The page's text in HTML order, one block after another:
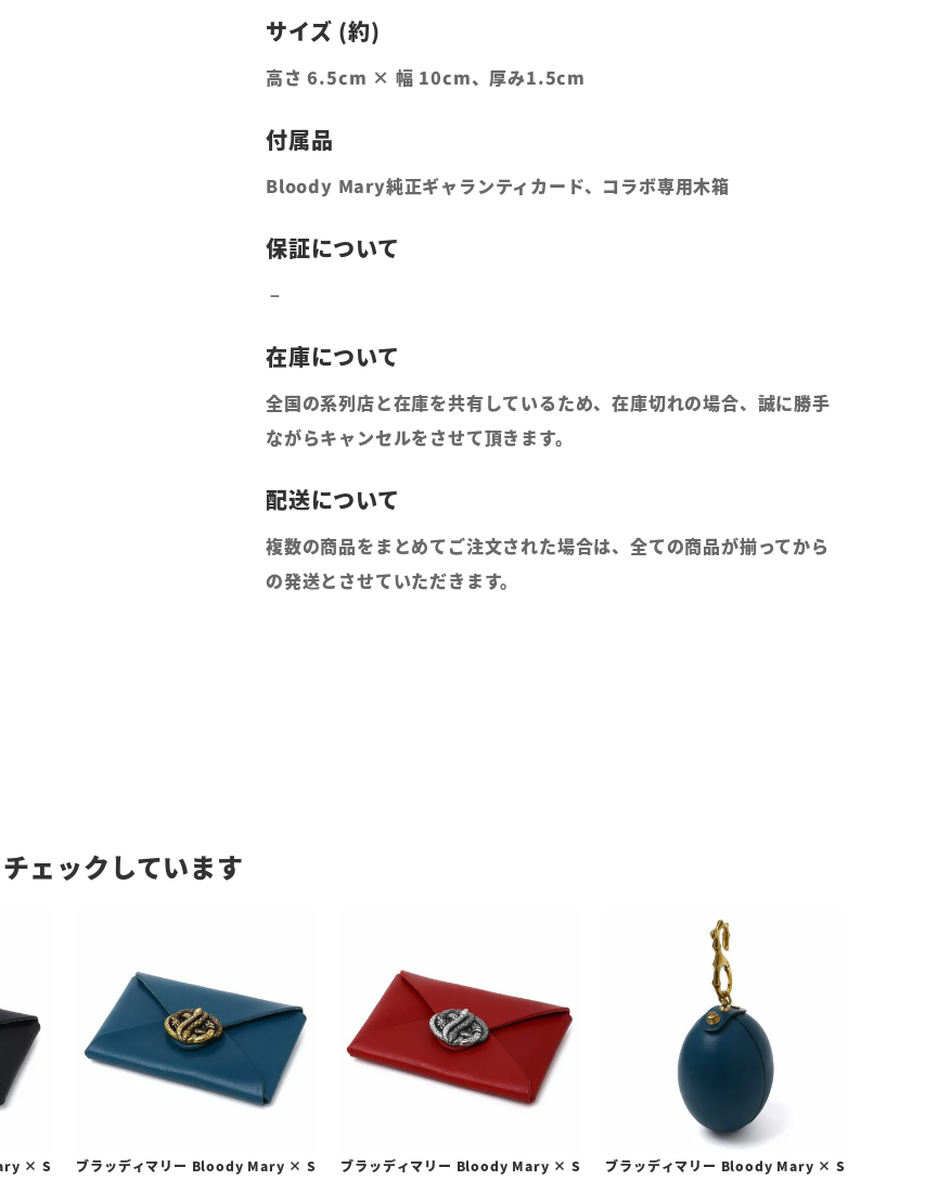
高さ 6.5cm × 幅 10cm、厚み1.5cm
Bloody Mary純正ギャランティカード、コラボ専用木箱
全国の系列店と在庫を共有しているため、在庫切れの場合、誠に勝手
ながらキャンセルをさせて頂きます。
複数の商品をまとめてご注文された場合は、全ての商品が揃ってから
の発送とさせていただきます。
ェックしています
× S
ブラッディマリー Bloody Mary × S
ブラッディマリー Bloody Mary × S
ブラッディマリー Bloody Mary × S